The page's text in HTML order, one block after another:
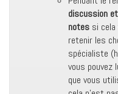
discussion
notes si
retenir les
spécialiste
vous pouvez
que vous